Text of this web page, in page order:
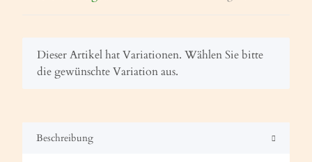
x
Dieser Artikel hat Variationen. Wählen Sie bitte
die gewünschte Variation aus.
Beschreibung